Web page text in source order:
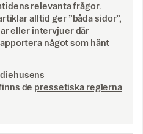
relevanta frågor.
alltid ger ”båda sidor”,
eller intervjuer där
något som hänt
de pressetiska reglerna